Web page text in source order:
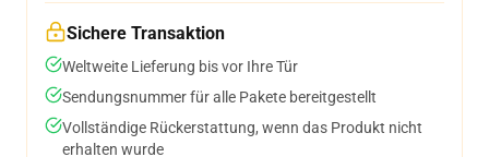
Sichere Transaktion
Weltweite Lieferung bis vor Ihre Tür
Sendungsnummer für alle Pakete bereitgestellt
Vollständige Rückerstattung, wenn das Produkt nicht
erhalten wurde